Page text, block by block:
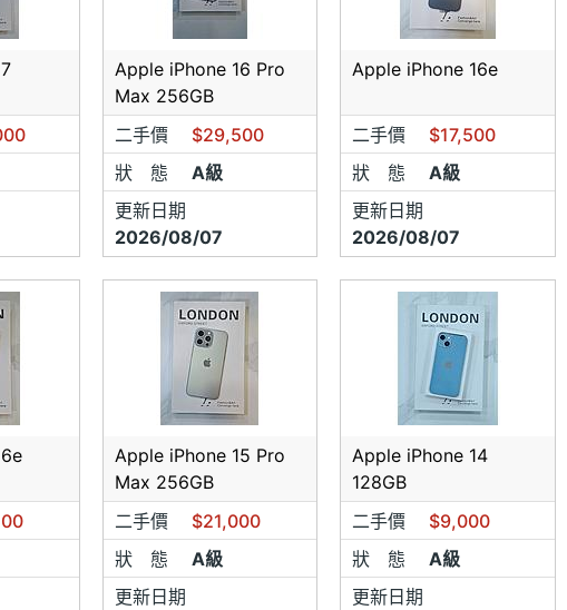
Apple iPhone 16 Pro
Max 256GB
二手價
$29,500
狀 態
A級
更新日期
2026/08/07
Apple iPhone 16e
二手價
$17,500
狀 態
A級
更新日期
2026/08/07
Apple iPhone 15 Pro
Max 256GB
二手價
$21,000
狀 態
A級
更新日期
Apple iPhone 14
128GB
二手價
$9,000
狀 態
A級
更新日期